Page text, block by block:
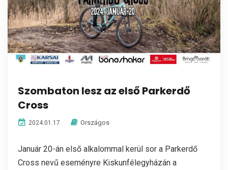
Szombaton lesz az első Parkerdő
Cross
2024.01.17. Országos
Január 20-án első alkalommal kerül sor a Parkerdő
Cross nevű eseményre Kiskunfélegyházán a